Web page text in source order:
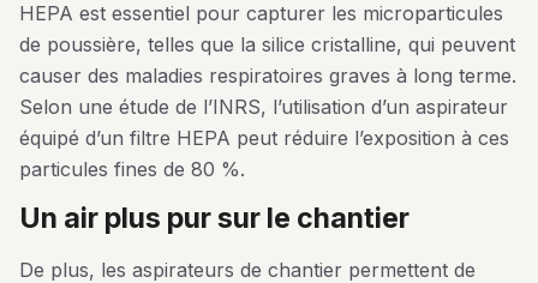
HEPA est essentiel pour capturer les microparticules
de poussière, telles que la silice cristalline, qui peuvent
causer des maladies respiratoires graves à long terme.
Selon une étude de l’INRS, l’utilisation d’un aspirateur
équipé d’un filtre HEPA peut réduire l’exposition à ces
particules fines de 80 %.
un air plus pur sur le chantier
De plus, les aspirateurs de chantier permettent de